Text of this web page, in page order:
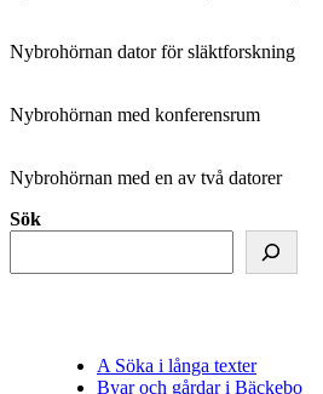
Nybrohörnan dator för släktforskning
Nybrohörnan med konferensrum
Nybrohörnan med en av två datorer
Sök
A Söka i långa texter
Byar och gårdar i Bäckebo